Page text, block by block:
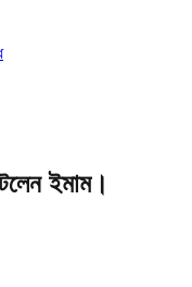
ইমাম।